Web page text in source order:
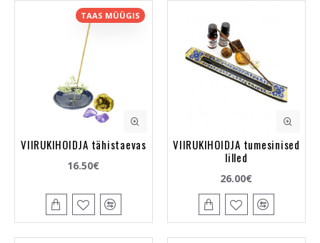
TAAS MÜÜGIS
VIIRUKIHOIDJA tähistaevas
16.50€
VIIRUKIHOIDJA tumesinised
lilled
26.00€